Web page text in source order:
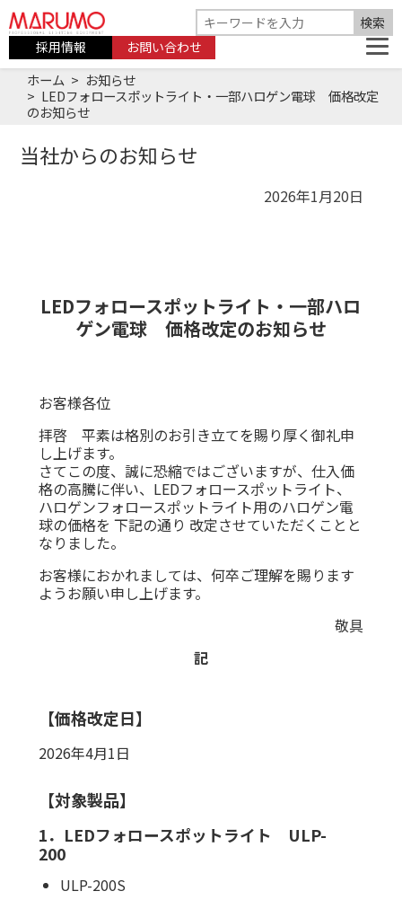
採用情報 お問い合わせ
ホーム
お知らせ
LEDフォロースポットライト・一部ハロゲン電球 価格改定
のお知らせ
当社からのお知らせ
2026年1月20日
LEDフォロースポットライト・一部ハロ
ゲン電球 価格改定のお知らせ
お客様各位
拝啓 平素は格別のお引き立てを賜り厚く御礼申
し上げます。
さてこの度、誠に恐縮ではございますが、仕入価
格の高騰に伴い、LEDフォロースポットライト、
ハロゲンフォロースポットライト用のハロゲン電
球の価格を 下記の通り 改定させていただくことと
なりました。
お客様におかれましては、何卒ご理解を賜ります
ようお願い申し上げます。
敬具
記
【価格改定日】
2026年4月1日
【対象製品】
1．LEDフォロースポットライト ULP-
200
ULP-200S